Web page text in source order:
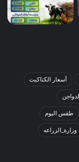
أسعار الكتاكيت
طقس اليوم
وزارة_الزراعه